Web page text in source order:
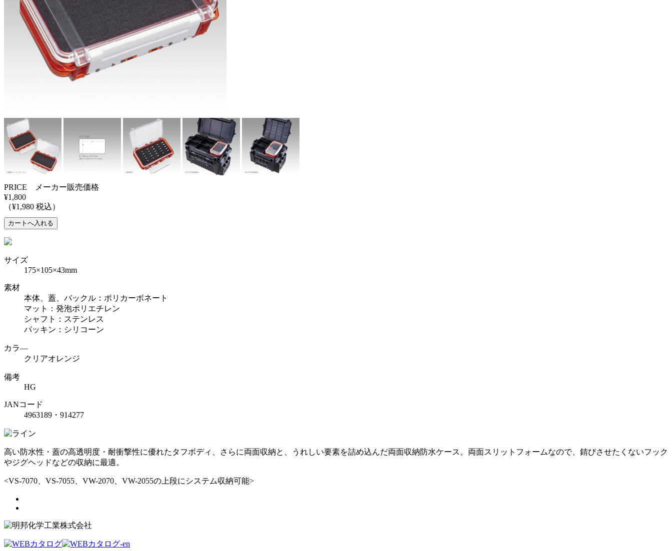
PRICE メーカー販売価格
¥1,800
（¥1,980 税込）
サイズ
175×105×43mm
素材
本体、蓋、バックル：ポリカーボネート
マット：発泡ポリエチレン
シャフト：ステンレス
パッキン：シリコーン
カラ―
クリアオレンジ
備考
HG
JANコード
4963189・914277
高い防水性・蓋の高透明度・耐衝撃性に優れたタフボディ、さらに両面収納と、うれしい要素を詰め込んだ両面収納防水ケース。両面スリットフォームなので、錆びさせたくないフック
やジグヘッドなどの収納に最適。
<VS-7070、VS-7055、VW-2070、VW-2055の上段にシステム収納可能>